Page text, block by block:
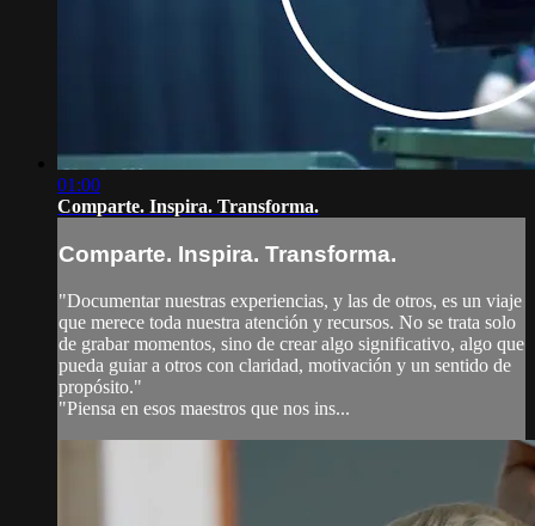
01:00
Comparte. Inspira. Transforma.
Comparte. Inspira. Transforma.
"Documentar nuestras experiencias, y las de otros, es un viaje
que merece toda nuestra atención y recursos. No se trata solo
de grabar momentos, sino de crear algo significativo, algo que
pueda guiar a otros con claridad, motivación y un sentido de
propósito."
"Piensa en esos maestros que nos ins...